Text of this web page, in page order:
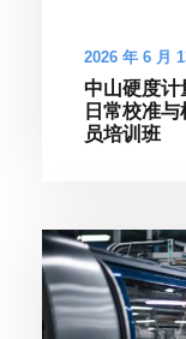
2026 年 6 月
中山硬度计
日常校准
员培训班